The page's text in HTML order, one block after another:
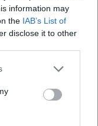
information may
the IAB’s List of
disclose it to other
STEHT. WENN
IHRE